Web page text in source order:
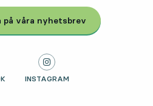
på våra nyhetsbrev
, Öppnas i modal
PÅ
, ÖPPNAS I NY FLIK
LÄNSTRAFIKEN PÅ
INSTAGRAM